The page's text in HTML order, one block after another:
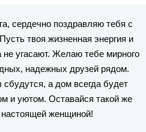
сердечно поздравляю тебя с
твоя жизненная энергия и
не угасают. Желаю тебе мирного
надежных друзей рядом.
а дом всегда будет
и уютом. Оставайся такой же
настоящей женщиной!